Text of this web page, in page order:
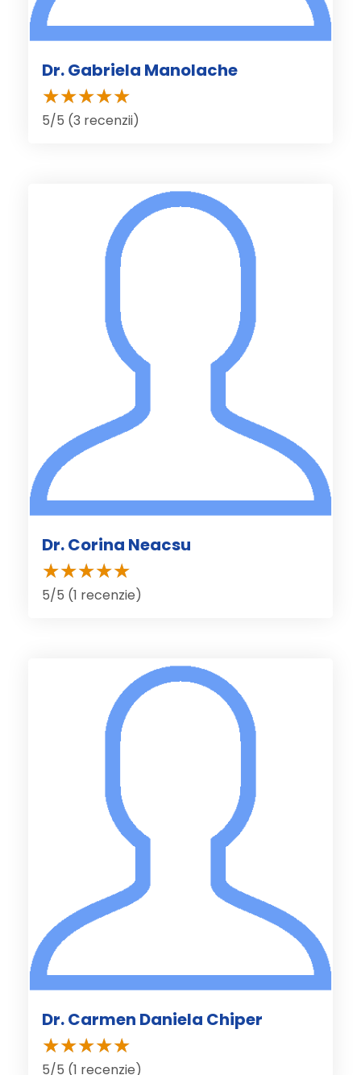
Dr. Gabriela Manolache
5/5 (3 recenzii)
Dr. Corina Neacsu
5/5 (1 recenzie)
Dr. Carmen Daniela Chiper
5/5 (1 recenzie)